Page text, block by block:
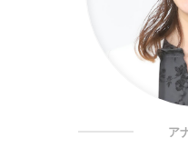
ア